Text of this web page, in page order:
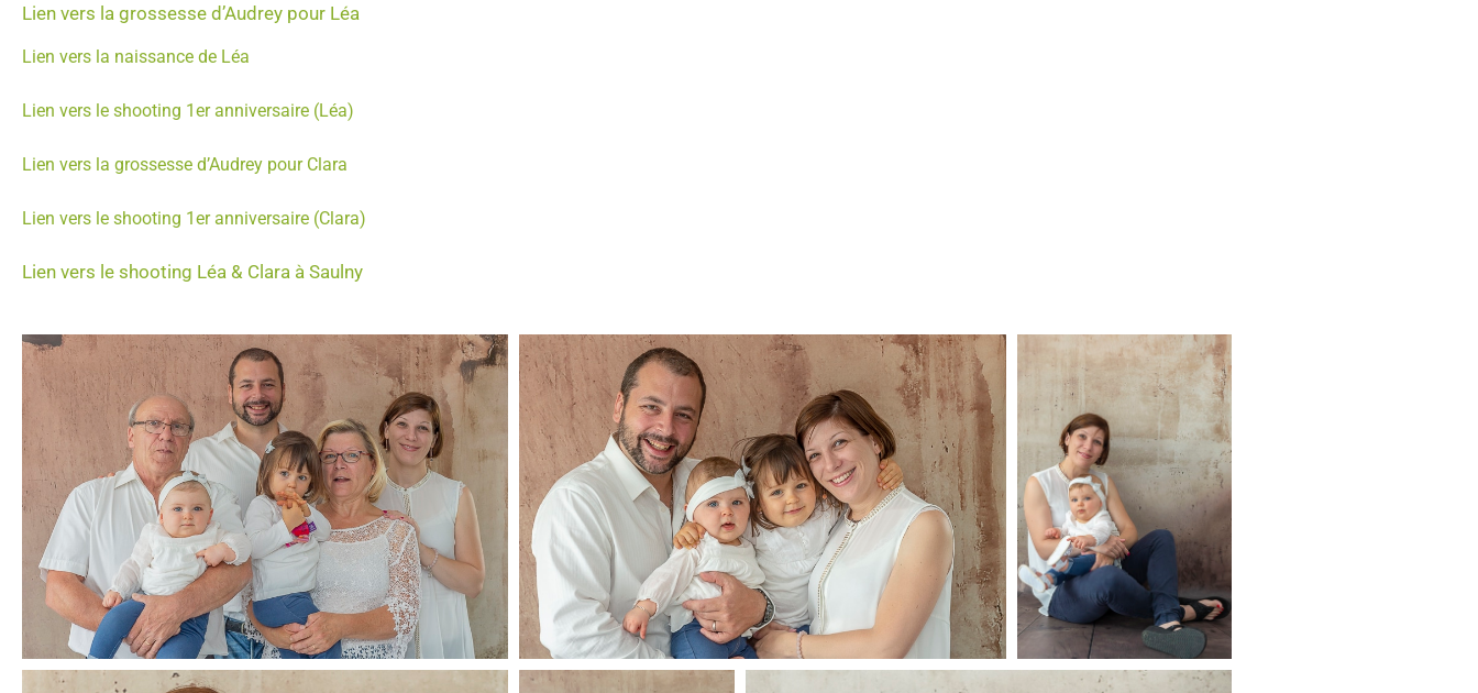
Lien vers la grossesse d’Audrey pour Léa
Lien vers la naissance de Léa
Lien vers le shooting 1er anniversaire (Léa)
Lien vers la grossesse d’Audrey pour Clara
Lien vers le shooting 1er anniversaire (Clara)
Lien vers le shooting Léa & Clara à Saulny